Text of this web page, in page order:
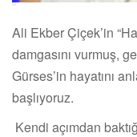
Ali Ekber Çiçek’in
damgasını vurmuş,
Gürses’in hayatını
başlıyoruz.
Kendi açımdan